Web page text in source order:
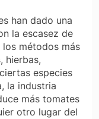
han dado una
la escasez de
métodos más
hierbas,
especies
la industria
más tomates
otro lugar del